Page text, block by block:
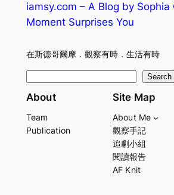
iamsy.com – A Blog by Sophia
Moment Surprises You
在斯德哥爾摩．觀察有時．生活有時
e
r
Search
About
Team
Publication
Site Map
About Me
觀察手記
追劇小組
閱讀報告
AF Knit